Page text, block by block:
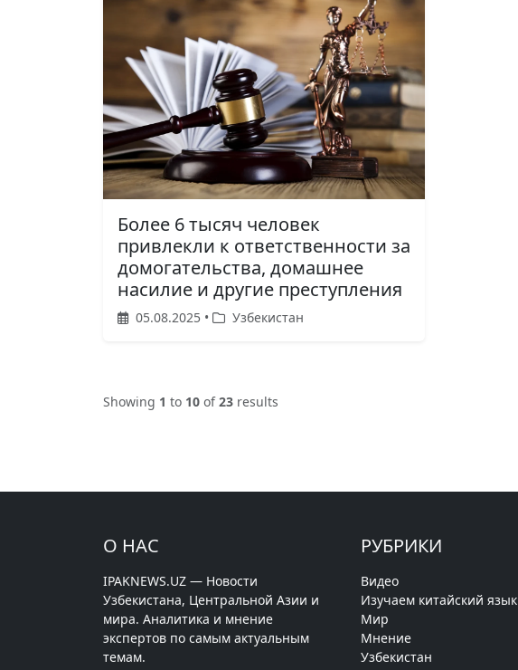
Более 6 тысяч человек
привлекли к ответственности за
домогательства, домашнее
насилие и другие преступления
05.08.2025 • Узбекистан
Showing 1 to 10 of23 results
О НАС
IPAKNEWS.UZ — Новости
Узбекистана, Центральной Азии и
мира. Аналитика и мнение
экспертов по самым актуальным
темам.
РУБРИКИ
Видео
Изучаем китайский язык
Мир
Мнение
Узбекистан